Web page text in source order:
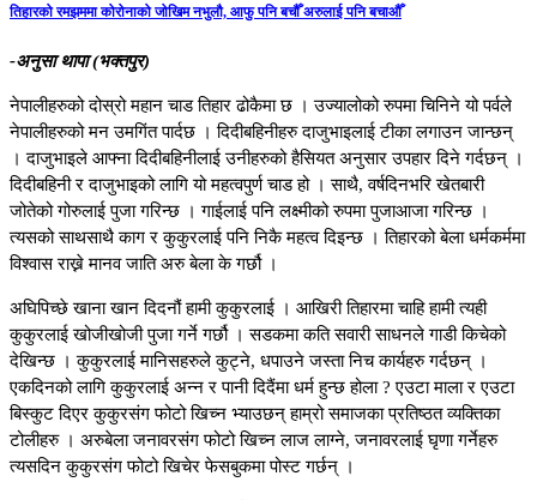
तिहारको रमझममा कोरोनाको जोखिम नभुलौ, आफु पनि बचौँ अरुलाई पनि बचाऔँ
-अनुसा थापा (भक्तपुर)
नेपालीहरुको दोस्रो महान चाड तिहार ढोकैमा छ । उज्यालोको रुपमा चिनिने यो पर्वले
नेपालीहरुको मन उमगिंत पार्दछ । दिदीबहिनीहरु दाजुभाइलाई टीका लगाउन जान्छन्
। दाजुभाइले आफ्ना दिदीबहिनीलाई उनीहरुको हैसियत अनुसार उपहार दिने गर्दछन् ।
दिदीबहिनी र दाजुभाइको लागि यो महत्वपुर्ण चाड हो । साथै, वर्षदिनभरि खेतबारी
जोतेको गोरुलाई पुजा गरिन्छ । गाईलाई पनि लक्ष्मीको रुपमा पुजाआजा गरिन्छ ।
त्यसको साथसाथै काग र कुकुरलाई पनि निकै महत्व दिइन्छ । तिहारको बेला धर्मकर्ममा
विश्वास राख्ने मानव जाति अरु बेला के गर्छौ ।
अघिपिच्छे खाना खान दिदनौं हामी कुकुरलाई । आखिरी तिहारमा चाहि हामी त्यही
कुकुरलाई खोजीखोजी पुजा गर्ने गर्छौ । सडकमा कति सवारी साधनले गाडी किचेको
देखिन्छ । कुकुरलाई मानिसहरुले कुट्ने, धपाउने जस्ता निच कार्यहरु गर्दछन् ।
एकदिनको लागि कुकुरलाई अन्न र पानी दिदैंमा धर्म हुन्छ होला ? एउटा माला र एउटा
बिस्कुट दिएर कुकुरसंग फोटो खिच्न भ्याउछन् हाम्रो समाजका प्रतिष्ठत व्यक्तिका
टोलीहरु । अरुबेला जनावरसंग फोटो खिच्न लाज लाग्ने, जनावरलाई घृणा गर्नेहरु
त्यसदिन कुकुरसंग फोटो खिचेर फेसबुकमा पोस्ट गर्छन् ।